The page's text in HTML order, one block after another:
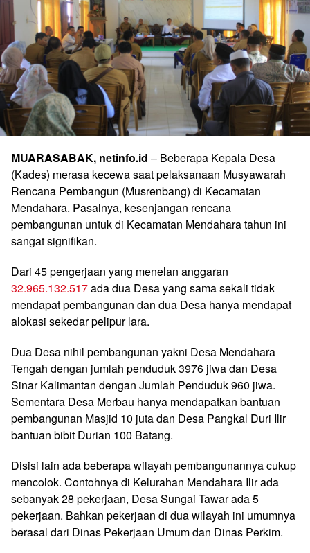
MUARASABAK, netinfo.id – Beberapa Kepala Desa
(Kades) merasa kecewa saat pelaksanaan Musyawarah
Rencana Pembangun (Musrenbang) di Kecamatan
Mendahara. Pasalnya, kesenjangan rencana
pembangunan untuk di Kecamatan Mendahara tahun ini
sangat signifikan.
Dari 45 pengerjaan yang menelan anggaran
32.965.132.517ada dua Desa yang sama sekali tidak
mendapat pembangunan dan dua Desa hanya mendapat
alokasi sekedar pelipur lara.
Dua Desa nihil pembangunan yakni Desa Mendahara
Tengah dengan jumlah penduduk 3976 jiwa dan Desa
Sinar Kalimantan dengan Jumlah Penduduk 960 jiwa.
Sementara Desa Merbau hanya mendapatkan bantuan
pembangunan Masjid 10 juta dan Desa Pangkal Duri Ilir
bantuan bibit Durian 100 Batang.
Disisi lain ada beberapa wilayah pembangunannya cukup
mencolok. Contohnya di Kelurahan Mendahara Ilir ada
sebanyak 28 pekerjaan, Desa Sungai Tawar ada 5
pekerjaan. Bahkan pekerjaan di dua wilayah ini umumnya
berasal dari Dinas Pekerjaan Umum dan Dinas Perkim.